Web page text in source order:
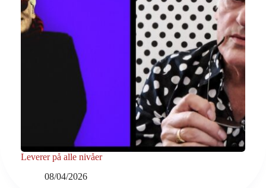
Leverer på alle nivåer
08/04/2026